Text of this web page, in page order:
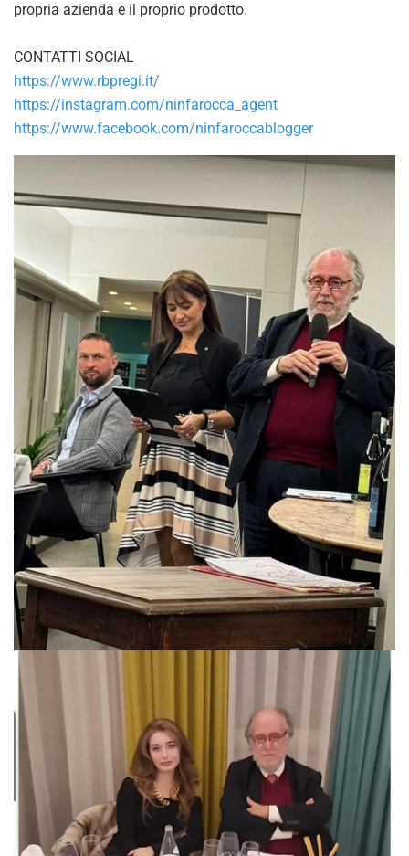
propria azienda e il proprio prodotto.
CONTATTI SOCIAL
https://www.rbpregi.it/
https://instagram.com/ninfarocca_agent
https://www.facebook.com/ninfaroccablogger